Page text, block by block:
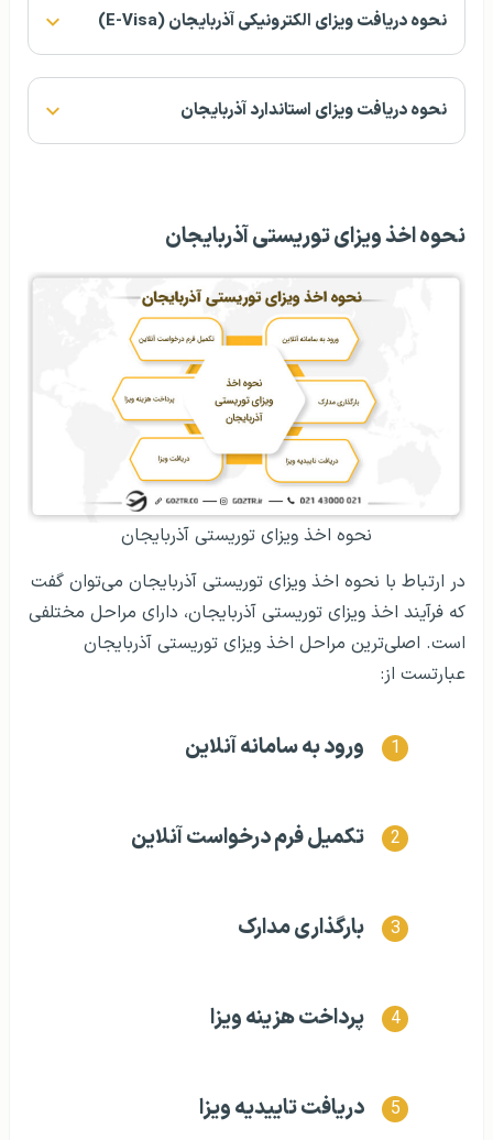
نحوه دریافت ویزای الکترونیکی آذربایجان (E-Visa)
نحوه دریافت ویزای استاندارد آذربایجان
نحوه اخذ ویزای توریستی آذربایجان
نحوه اخذ ویزای توریستی آذربایجان
در ارتباط با نحوه اخذ ویزای توریستی آذربایجان می‌توان گفت
که فرآیند اخذ ویزای توریستی آذربایجان، دارای مراحل مختلفی
است. اصلی‌ترین مراحل اخذ ویزای توریستی آذربایجان
عبارتست از:
ورود به سامانه آنلاین
تکمیل فرم درخواست آنلاین
بارگذاری مدارک
پرداخت هزینه ویزا
دریافت تاییدیه ویزا